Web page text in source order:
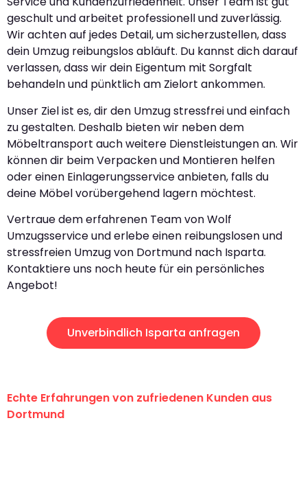
geschult und arbeitet professionell und zuverlässig.
Wir achten auf jedes Detail, um sicherzustellen, dass
dein Umzug reibungslos abläuft. Du kannst dich darauf
verlassen, dass wir dein Eigentum mit Sorgfalt
behandeln und pünktlich am Zielort ankommen.
Unser Ziel ist es, dir den Umzug stressfrei und einfach
zu gestalten. Deshalb bieten wir neben dem
Möbeltransport auch weitere Dienstleistungen an. Wir
können dir beim Verpacken und Montieren helfen
oder einen Einlagerungsservice anbieten, falls du
deine Möbel vorübergehend lagern möchtest.
Vertraue dem erfahrenen Team von Wolf
Umzugsservice und erlebe einen reibungslosen und
stressfreien Umzug von Dortmund nach Isparta.
Kontaktiere uns noch heute für ein persönliches
Angebot!
Unverbindlich Isparta anfragen
Echte Erfahrungen von zufriedenen Kunden aus
Dortmund